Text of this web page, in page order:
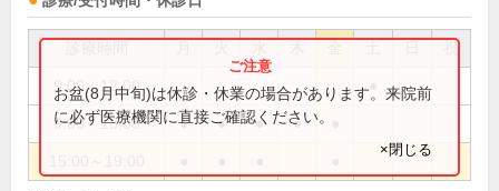
祝
9:00～12:00
9:00～13:00 ● ● ● ●
お盆(8月中旬)は休診・休業の場合があります。来院前
に必ず医療機関に直接ご確認ください。
×閉じる